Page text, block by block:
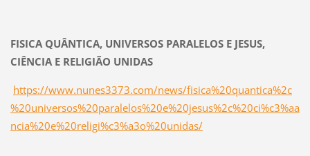
FISICA QUÂNTICA, UNIVERSOS PARALELOS E JESUS,
CIÊNCIA E RELIGIÃO UNIDAS
https://www.nunes3373.com/news/fisica%20quantica%2c
%20universos%20paralelos%20e%20jesus%2c%20ci%c3%aa
ncia%20e%20religi%c3%a3o%20unidas/